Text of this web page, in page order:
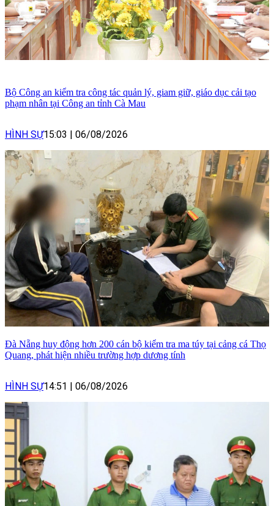
Bộ Công an kiểm tra công tác quản lý, giam giữ, giáo dục cải tạo
phạm nhân tại Công an tỉnh Cà Mau
HÌNH SỰ15:03 | 06/08/2026
Đà Nẵng huy động hơn 200 cán bộ kiểm tra ma túy tại cảng cá Thọ
Quang, phát hiện nhiều trường hợp dương tính
HÌNH SỰ14:51 | 06/08/2026